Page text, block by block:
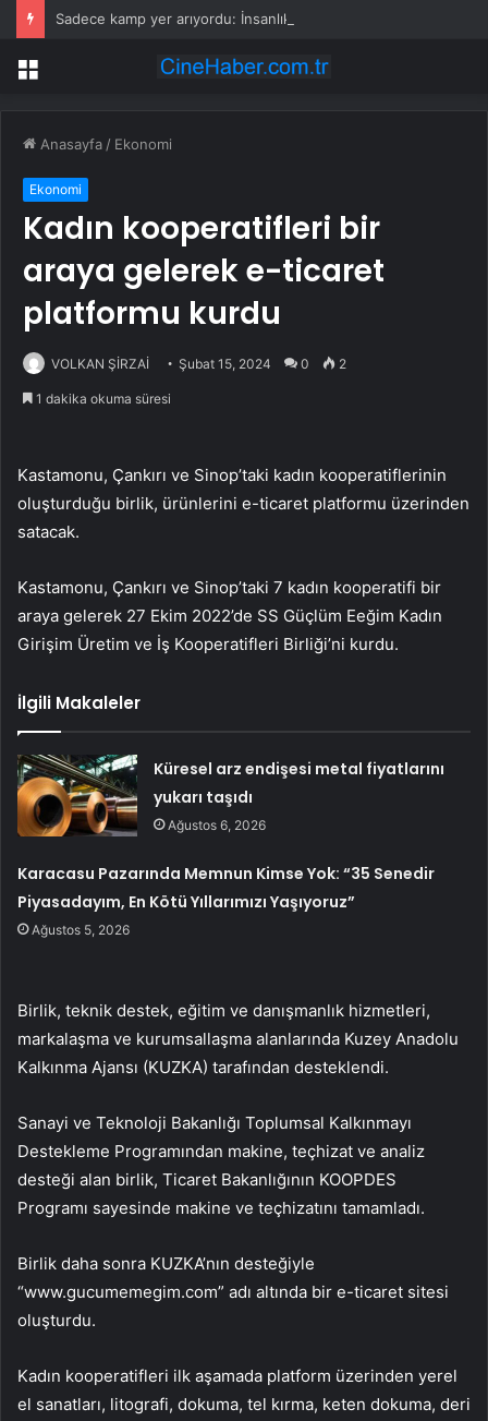
Menü
Anasayfa / Ekonomi
Ekonomi
Kadın kooperatifleri bir
araya gelerek e-ticaret
platformu kurdu
VOLKAN ŞİRZAİ Şubat 15, 2024 0 2
1 dakika okuma süresi
Kastamonu, Çankırı ve Sinop’taki kadın kooperatiflerinin
oluşturduğu birlik, ürünlerini e-ticaret platformu üzerinden
satacak.
Kastamonu, Çankırı ve Sinop’taki 7 kadın kooperatifi bir
araya gelerek 27 Ekim 2022’de SS Güçlüm Eeğim Kadın
Girişim Üretim ve İş Kooperatifleri Birliği’ni kurdu.
İlgili Makaleler
Küresel arz endişesi metal fiyatlarını
yukarı taşıdı
Ağustos 6, 2026
Karacasu Pazarında Memnun Kimse Yok: “35 Senedir
Piyasadayım, En Kötü Yıllarımızı Yaşıyoruz”
Ağustos 5, 2026
Birlik, teknik destek, eğitim ve danışmanlık hizmetleri,
markalaşma ve kurumsallaşma alanlarında Kuzey Anadolu
Kalkınma Ajansı (KUZKA) tarafından desteklendi.
Sanayi ve Teknoloji Bakanlığı Toplumsal Kalkınmayı
Destekleme Programından makine, teçhizat ve analiz
desteği alan birlik, Ticaret Bakanlığının KOOPDES
Programı sayesinde makine ve teçhizatını tamamladı.
Birlik daha sonra KUZKA’nın desteğiyle
“www.gucumemegim.com” adı altında bir e-ticaret sitesi
oluşturdu.
Kadın kooperatifleri ilk aşamada platform üzerinden yerel
el sanatları, litografi, dokuma, tel kırma, keten dokuma, deri